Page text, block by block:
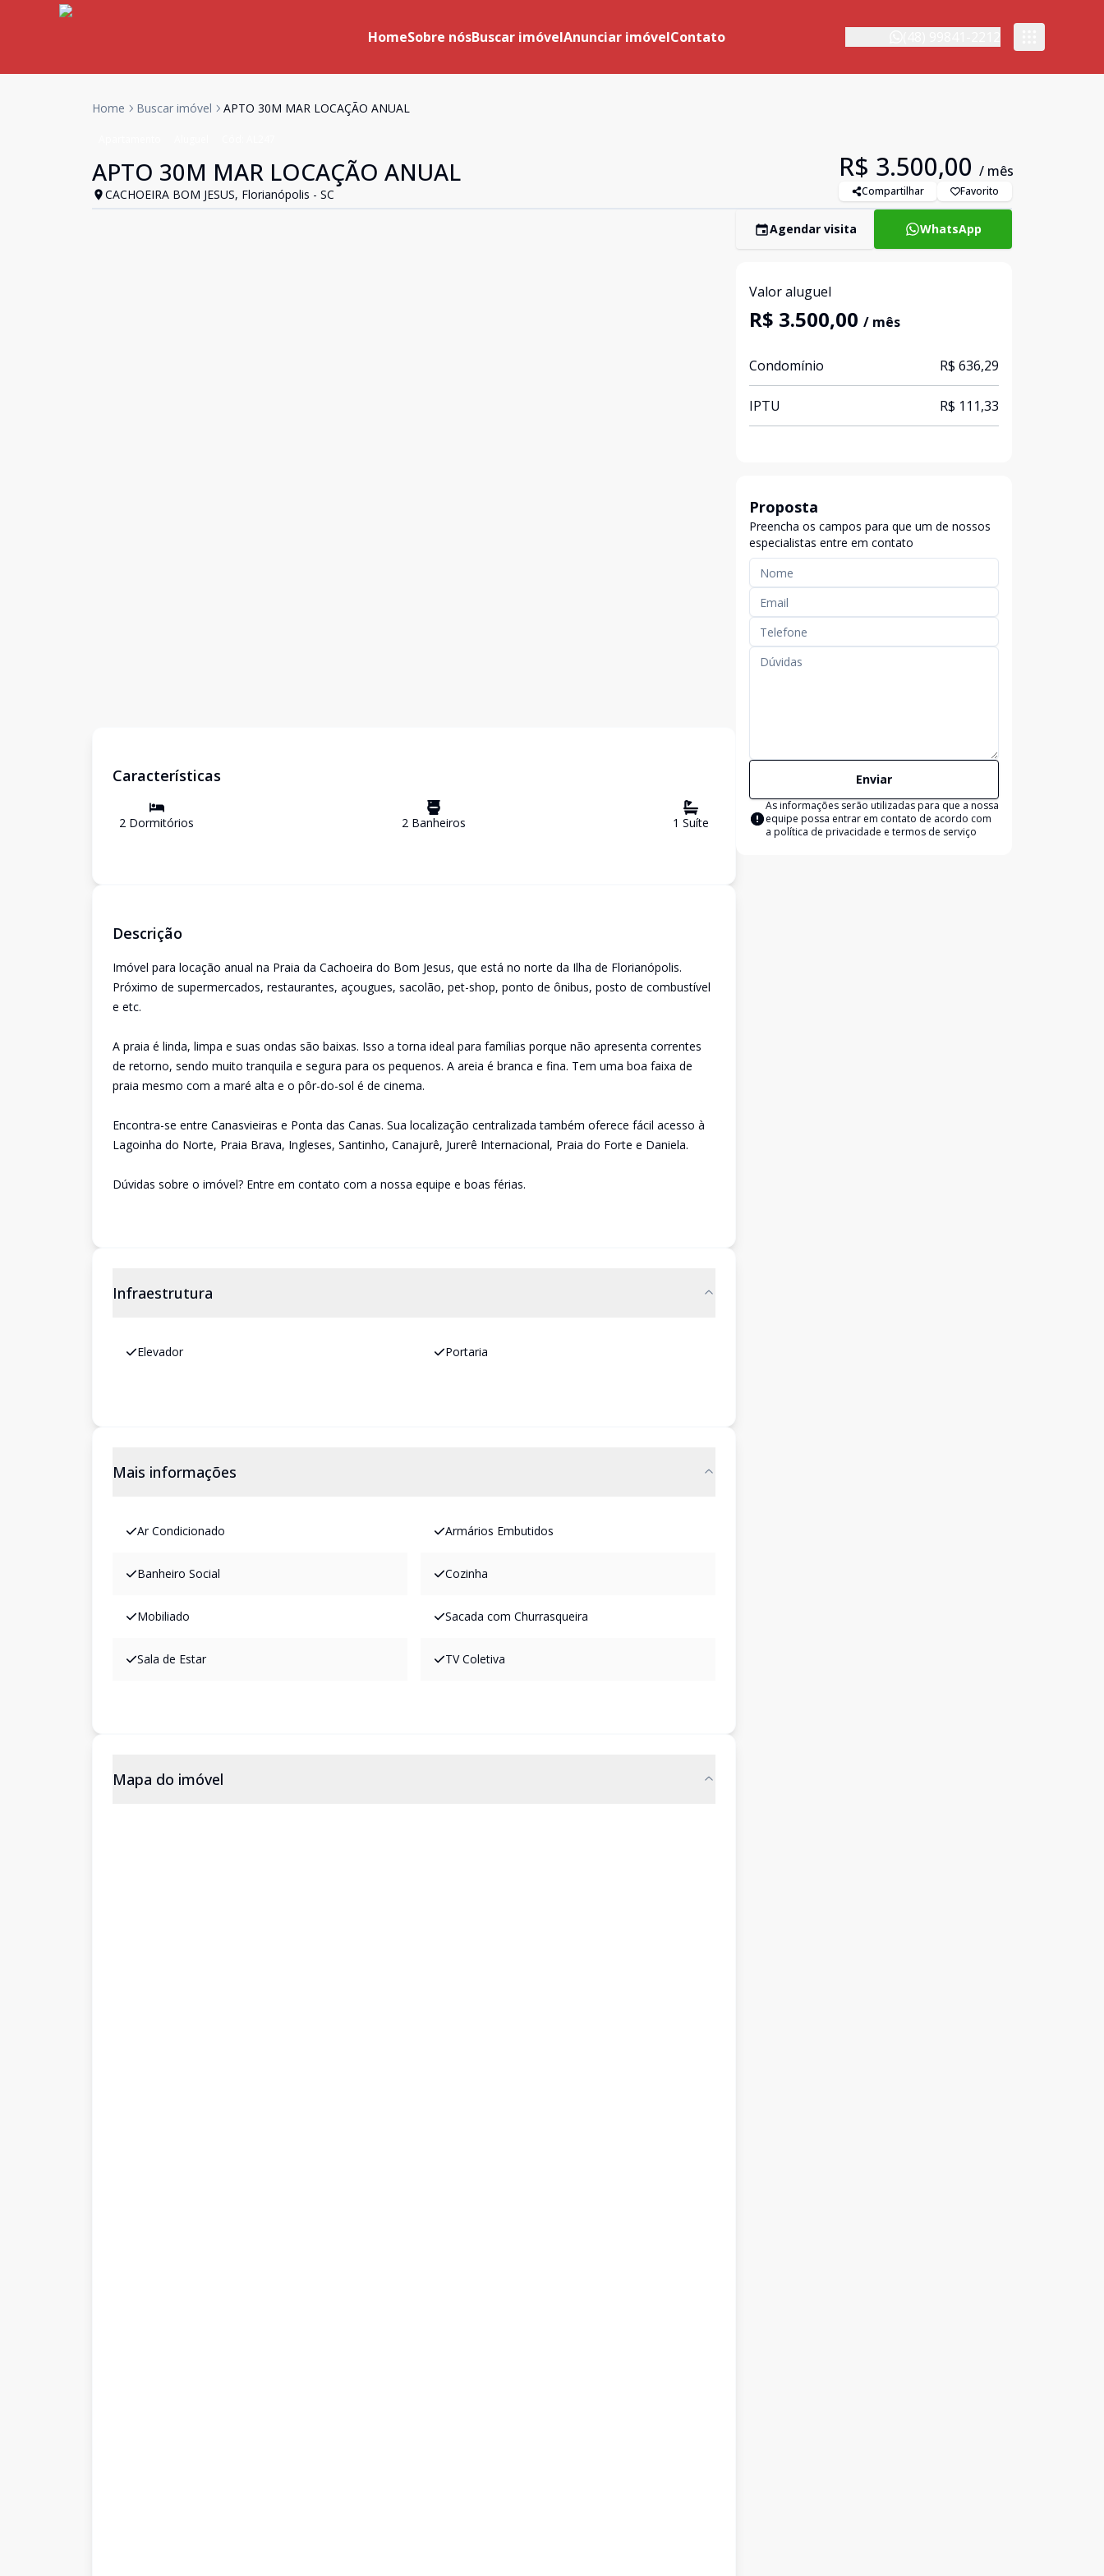
HomeSobre nósBuscar imóvelAnunciar imóvelContato
Home Buscar imóvel APTO 30M MAR LOCAÇÃO ANUAL
APTO 30M MAR LOCAÇÃO ANUAL
CACHOEIRA BOM JESUS, Florianópolis - SC
R$ 3.500,00 / mês
Compartilhar Favorito
Características
2 Dormitórios 2Banheiros 1 Suíte
Descrição
Imóvel para locação anual na Praia da Cachoeira do Bom Jesus, que está no norte da Ilha de Florianópolis.
Próximo de supermercados, restaurantes, açougues, sacolão, pet-shop, ponto de ônibus, posto de combustível
e etc.
A praia é linda, limpa e suas ondas são baixas. Isso a torna ideal para famílias porque não apresenta correntes
de retorno, sendo muito tranquila e segura para os pequenos. A areia é branca e fina. Tem uma boa faixa de
praia mesmo com a maré alta e o pôr-do-sol é de cinema.
Encontra-se entre Canasvieiras e Ponta das Canas. Sua localização centralizada também oferece fácil acesso à
Lagoinha do Norte, Praia Brava, Ingleses, Santinho, Canajurê, Jurerê Internacional, Praia do Forte e Daniela.
Dúvidas sobre o imóvel? Entre em contato com a nossa equipe e boas férias.
Infraestrutura
Elevador Portaria
Mais informações
Ar Condicionado Armários Embutidos
Banheiro Social Cozinha
Mobiliado Sacada com Churrasqueira
Sala de Estar TV Coletiva
Mapa do imóvel
Agendar visita WhatsApp
Valor aluguel
R$ 3.500,00 / mês
Condomínio R$ 636,29
IPTU R$ 111,33
Proposta
Preencha os campos para que um de nossos
especialistas entre em contato
Enviar
As informações serão utilizadas para que a nossa
equipe possa entrar em contato de acordo com
a política de privacidade e termos de serviço